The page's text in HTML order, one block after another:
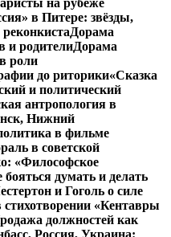
на рубеже
в Питере: звёзды,
Дорама
и родителиДорама
роли
до риторики«Сказка
и политический
антропология в
Нижний
в фильме
в советской
«Философское
думать и делать
и Гоголь о силе
«Кентавры
должностей как